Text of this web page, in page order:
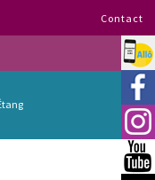
Contact
Allo